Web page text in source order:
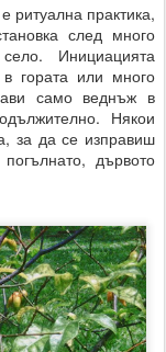
практика,
след много
Инициацията
гората или много
само веднъж в
Някои
за да се изправиш
дървото